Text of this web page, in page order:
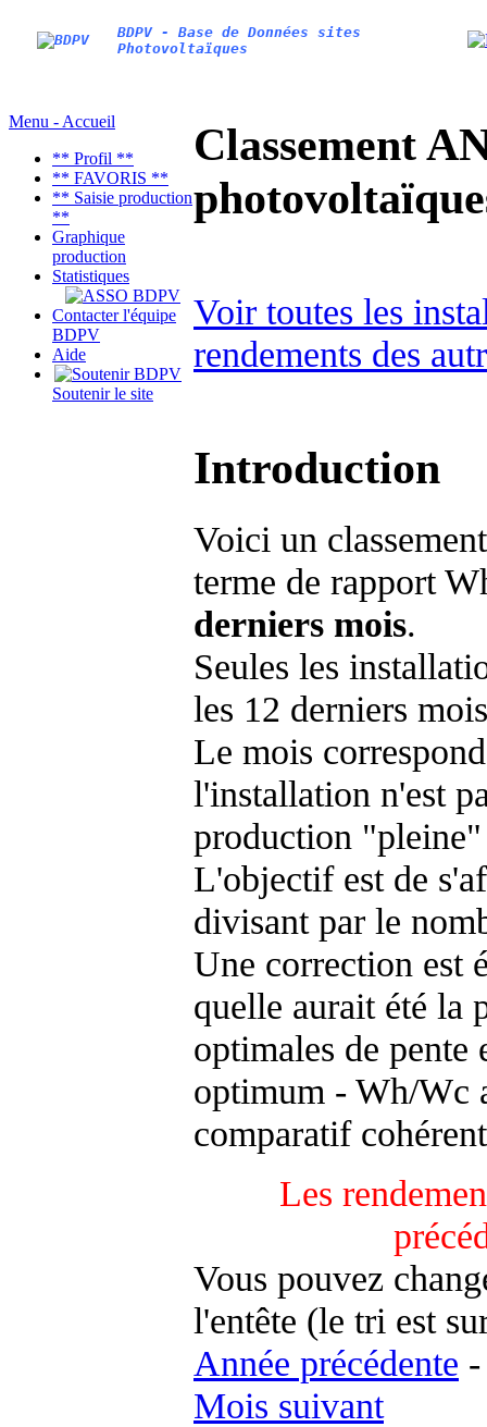
BDPV - Base de Données sites
Photovoltaïques
Menu - Accueil
** Profil **
** FAVORIS **
** Saisie production
**
Graphique
production
Statistiques
Contacter l'équipe
BDPV
Aide
Soutenir le site
Classement
Voir toutes les
rendements des
Introduction
Voici un
terme de rapport
derniers mois.
Seules les
les 12 derniers
Le mois
l'installation n'est
production "pleine"
L'objectif est de
divisant par le
Une correction est
quelle aurait été la
optimales de
optimum - Wh/Wc
comparatif
Les
Vous pouvez
l'entête (le tri est
Année précédente -
Mois suivant